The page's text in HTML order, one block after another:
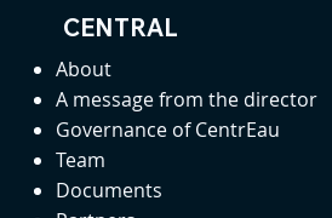
CENTRAL
About
A message from the director
Governance of CentrEau
Team
Documents